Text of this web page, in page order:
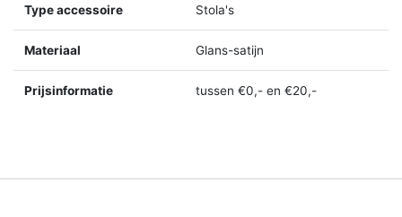
Type accessoire Stola's
Materiaal Glans-satijn
Prijsinformatie tussen €0,- en €20,-